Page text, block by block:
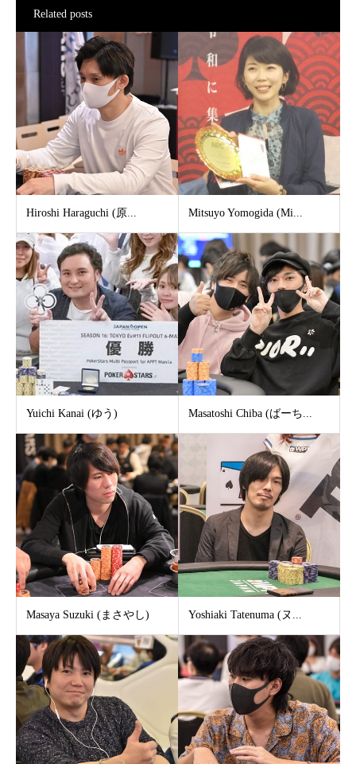
Related posts
Hiroshi Haraguchi (原... Mitsuyo Yomogida (Mi...
Yuichi Kanai (ゆう) Masatoshi Chiba (ばーち...
Masaya Suzuki (まさやし) Yoshiaki Tatenuma (ヌ...